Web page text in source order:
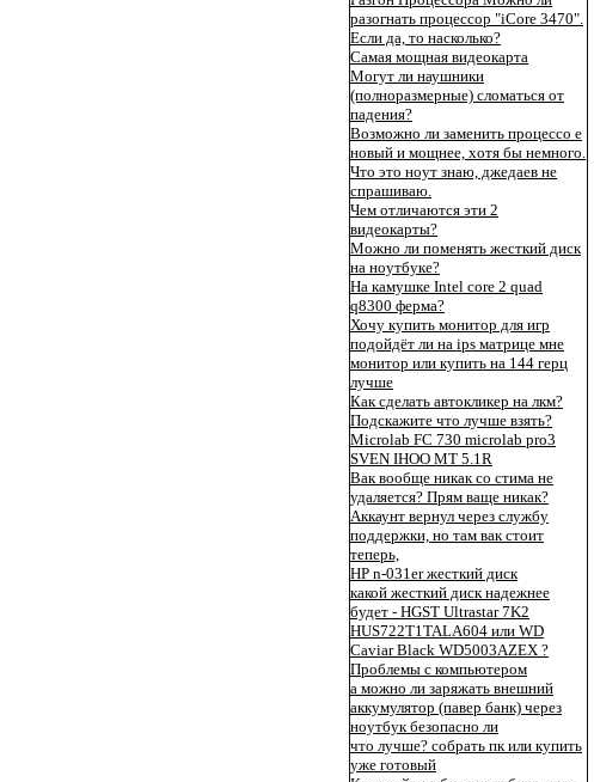
разогнать процессор "iCore 3470".
Если да, то насколько?
Самая мощная видеокарта
Могут ли наушники
(полноразмерные) сломаться от
падения?
Возможно ли заменить процессо е
новый и мощнее, хотя бы немного.
Что это ноут знаю, джедаев не
спрашиваю.
Чем отличаются эти 2
видеокарты?
Можно ли поменять жесткий диск
на ноутбуке?
На камушке Intel core 2 quad
q8300 ферма?
Хочу купить монитор для игр
подойдёт ли на ips матрице мне
монитор или купить на 144 герц
лучше
Как сделать автокликер на лкм?
Подскажите что лучше взять?
Microlab FC 730 microlab pro3
SVEN IHOO MT 5.1R
Вак вообще никак со стима не
удаляется? Прям ваще никак?
Аккаунт вернул через службу
поддержки, но там вак стоит
теперь,
HP n-031er жесткий диск
какой жесткий диск надежнее
будет - HGST Ultrastar 7K2
HUS722T1TALA604 или WD
Caviar Black WD5003AZEX ?
Проблемы с компьютером
а можно ли заряжать внешний
аккумулятор (павер банк) через
ноутбук безопасно ли
что лучше? собрать пк или купить
уже готовый